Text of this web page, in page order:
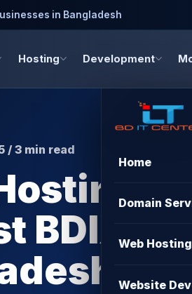
in Bangladesh
Hosting Development
Home
Domain
Web Hosting
Website
/ 3 min read
BDIX
|